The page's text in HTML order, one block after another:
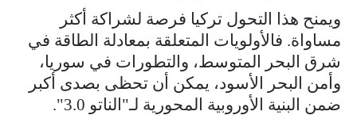
ويمنح هذا التحول تركيا فرصة لشراكة أكثر
مساواة. فالأولويات المتعلقة بمعادلة الطاقة في
شرق البحر المتوسط، والتطورات في سوريا،
وأمن البحر الأسود، يمكن أن تحظى بصدى أكبر
ضمن البنية الأوروبية المحورية لـ"الناتو 3.0".